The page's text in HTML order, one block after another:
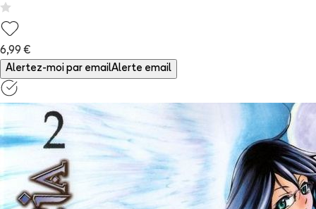
6,99 €
Alertez-moi par emailAlerte email